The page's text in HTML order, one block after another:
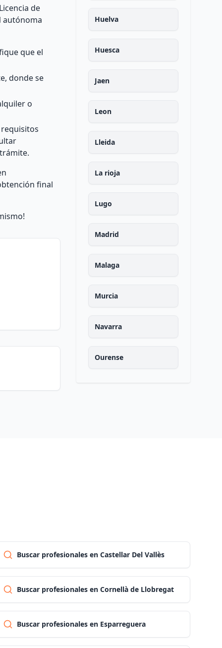
de
autónoma
que el
donde se
o
final
Huelva
Huesca
Jaen
Leon
Lleida
La rioja
Lugo
Madrid
Malaga
Murcia
Navarra
Ourense
Santa cruz de tenerife
Segovia
Buscar profesionales en Castellar Del Vallès
Buscar profesionales en Cornellà de Llobregat
Buscar profesionales en Esparreguera